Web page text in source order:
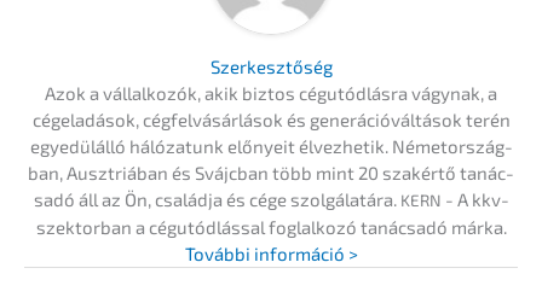
Szerkesz­tő­ség
Azok a vállal­ko­zók, akik biztos cégutód­lás­ra vágynak, a
cégela­dá­sok, cégfel­vá­sár­lá­sok és generá­ció­vál­tá­sok terén
egyedülál­ló hálóza­tunk előny­eit élvez­he­tik. Németor­szág­
ban, Ausztriá­ban és Svájc­ban több mint 20 szakértő tanác­
sa­dó áll az Ön, család­ja és cége szolgá­la­tá­ra. KERN - A kkv-
szektor­ban a cégutód­lás­sal foglal­ko­zó tanác­sa­dó márka.
Továb­bi információ >